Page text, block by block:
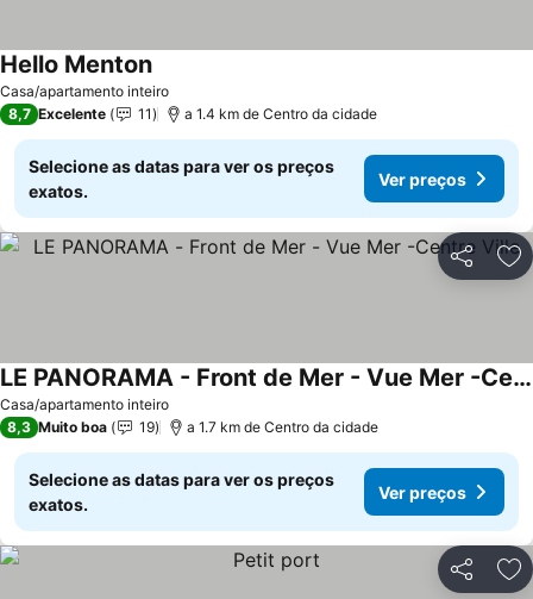
Casa/apartamento inteiro
Hello Menton
8,7 Excelente 11 a 1.4 km de Centro da cidade
Selecione as datas para ver os preços
exatos.
Ver preços
Partilhar
Casa/apartamento inteiro
LE PANORAMA - Front de Mer - Vue Mer -Centre Ville
8,3 Muito boa 19 a 1.7 km de Centro da cidade
Selecione as datas para ver os preços
exatos.
Ver preços
Partilhar